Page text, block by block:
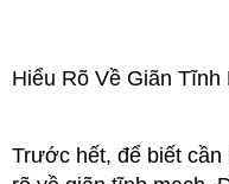
Hiểu Rõ Về Giãn Tĩnh
Trước hết, để biết cần